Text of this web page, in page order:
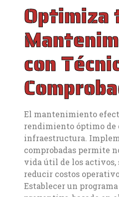
Optimiza
con
El mantenimiento
rendimiento óptimo de
infraestructura.
comprobadas permite
vida útil de los activos,
reducir costos
Establecer un